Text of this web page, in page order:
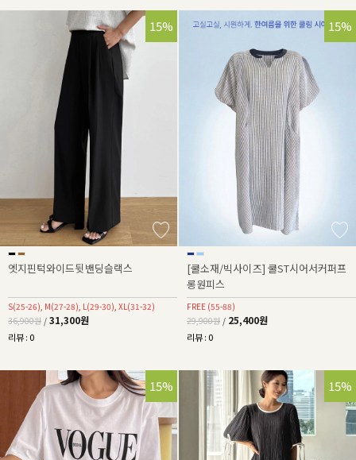
15%
엣지핀턱와이드뒷밴딩슬랙스
S(25-26), M(27-28), L(29-30), XL(31-32)
36,900원 / 31,300원
리뷰 : 0
15%
[쿨소재/빅사이즈] 쿨ST시어서커퍼프
롱원피스
FREE (55-88)
29,900원 / 25,400원
리뷰 : 0
15% 15%